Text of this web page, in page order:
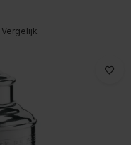
Vergelijk